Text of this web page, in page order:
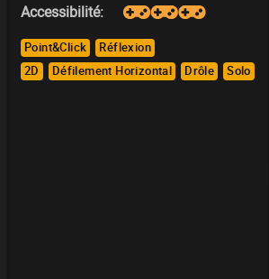
Accessibilité:
Point&Click
Réflexion
2D
Défilement Horizontal Drôle Solo